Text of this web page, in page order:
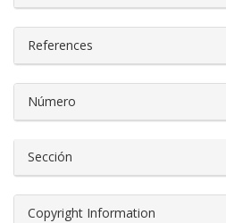
References
Número
Sección
Copyright Information